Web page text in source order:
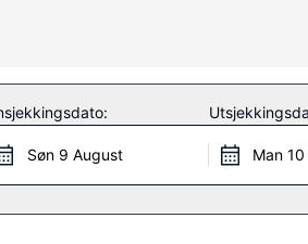
tørsten med din yndlingsdrink.
på stedet.
Søn 9 August Man